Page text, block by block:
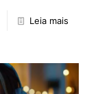
Leia mais